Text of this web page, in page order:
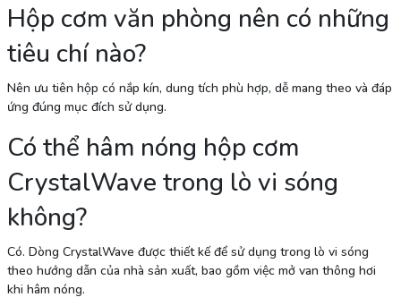
Hộp cơm văn phòng nên có những
tiêu chí nào?
Nên ưu tiên hộp có nắp kín, dung tích phù hợp, dễ mang theo và đáp
ứng đúng mục đích sử dụng.
Có thể hâm nóng hộp cơm
CrystalWave trong lò vi sóng
không?
Có. Dòng CrystalWave được thiết kế để sử dụng trong lò vi sóng
theo hướng dẫn của nhà sản xuất, bao gồm việc mở van thông hơi
khi hâm nóng.